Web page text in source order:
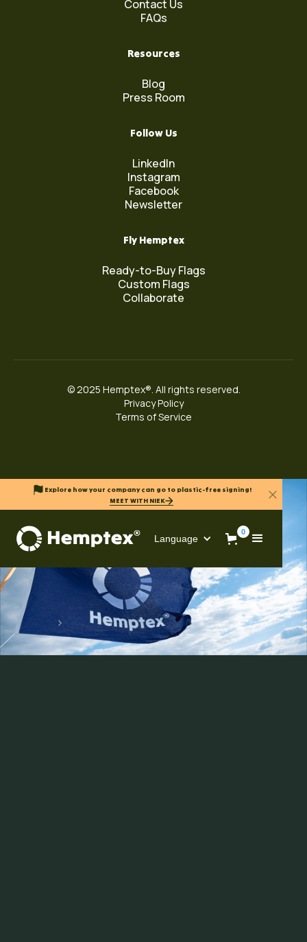
Contact Us
FAQs
Resources
Blog
Press Room
Follow Us
LinkedIn
Instagram
Facebook
Newsletter
Fly Hemptex
Ready-to-Buy Flags
Custom Flags
Collaborate
© 2025 Hemptex®. All rights reserved.
Privacy Policy
Terms of Service
Explore how your company can go to plastic-free signing!
MEET WITH NIEK
Language
0